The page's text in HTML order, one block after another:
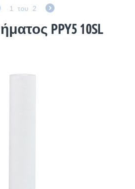
1
του 2
PPY5 10SL